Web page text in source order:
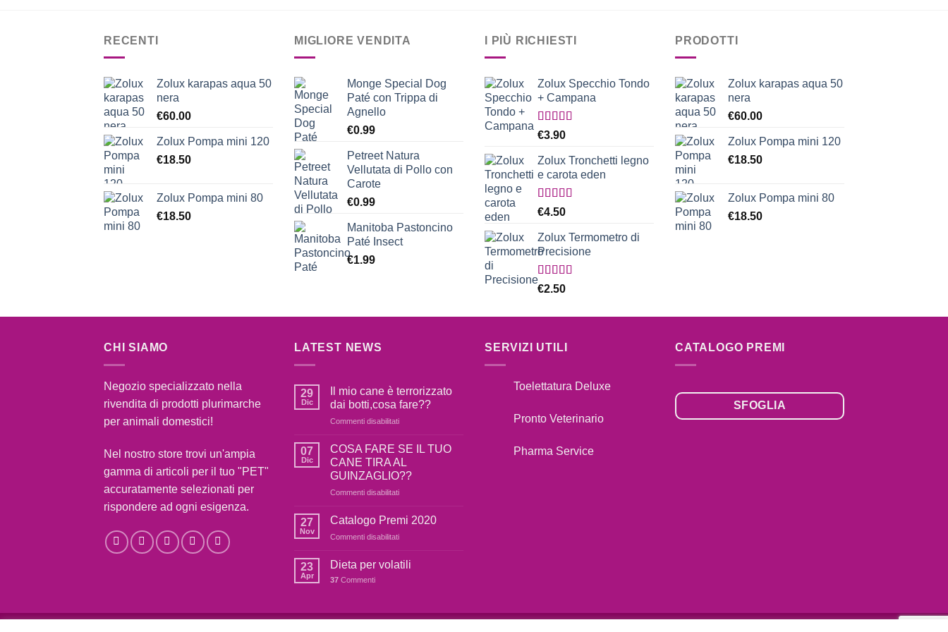
RECENTI
Zolux karapas aqua 50
nera
€60.00
Zolux Pompa mini 120
€18.50
Zolux Pompa mini 80
€18.50
MIGLIORE VENDITA
Monge Special Dog
Paté con Trippa di
Agnello
€0.99
Petreet Natura
Vellutata di Pollo con
Carote
€0.99
Manitoba Pastoncino
Paté Insect
€1.99
I PIÙ RICHIESTI
Zolux Specchio Tondo
+ Campana
Valutato
€3.90
Zolux Tronchetti legno
e carota eden
Valutato
€4.50
Zolux Termometro di
Precisione
Valutato
€2.50
PRODOTTI
Zolux karapas aqua 50
nera
€60.00
Zolux Pompa mini 120
€18.50
Zolux Pompa mini 80
€18.50
CHI SIAMO
Negozio specializzato nella
rivendita di prodotti plurimarche
per animali domestici!
Nel nostro store trovi un'ampia
gamma di articoli per il tuo "PET"
accuratamente selezionati per
rispondere ad ogni esigenza.
LATEST NEWS
29
Dic
Il mio cane è terrorizzato
dai botti,cosa fare??
Commenti disabilitatisu
mio
cane
è
terrorizzato
dai
fare??
07
Dic
COSA FARE SE IL TUO
CANE TIRA AL
GUINZAGLIO??
Commenti disabilitatisu
FARE
IL
CANE
27
Nov
Catalogo Premi 2020
Commenti disabilitatisu
Premi
23
Apr
Dieta per volatili
37 Commenti
SERVIZI UTILI
Toelettatura Deluxe
Pronto Veterinario
Pharma Service
CATALOGO PREMI
SFOGLIA